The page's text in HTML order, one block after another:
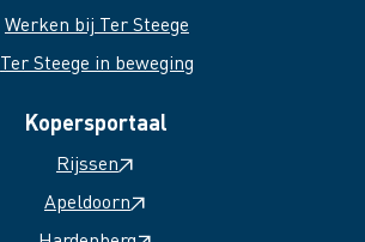
Werken bij Ter Steege
Ter Steege in beweging
Kopersportaal
Rijssen
Apeldoorn